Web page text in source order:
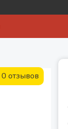
0 отзывов